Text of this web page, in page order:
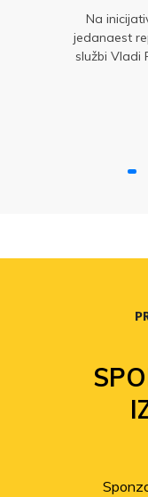
Na
jedanaest
službi Vladi